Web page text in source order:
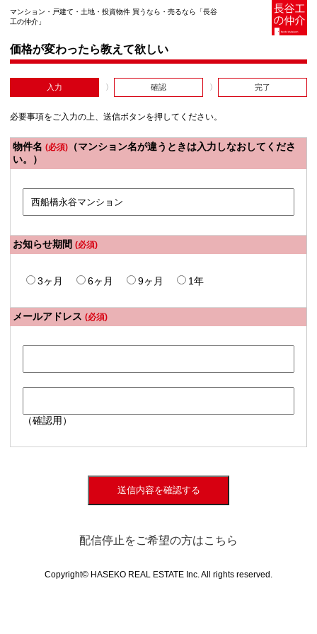
マンション・戸建て・土地・投資物件 買うなら・売るなら「長谷
工の仲介」
価格が変わったら教えて欲しい
入力 確認 完了
必要事項をご入力の上、送信ボタンを押してください。
物件名 (必須) （マンション名が違うときは入力しなおしてくださ
い。）
お知らせ期間 (必須)
3ヶ月 6ヶ月 9ヶ月 1年
メールアドレス (必須)
（確認用）
送信内容を確認する
配信停止をご希望の方はこちら
Copyright© HASEKO REAL ESTATE Inc. All rights reserved.